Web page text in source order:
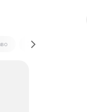
Экономика и финансы